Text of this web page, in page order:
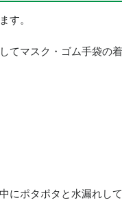
す。
てマスク・ゴム手袋の
にポタポタと水漏れし